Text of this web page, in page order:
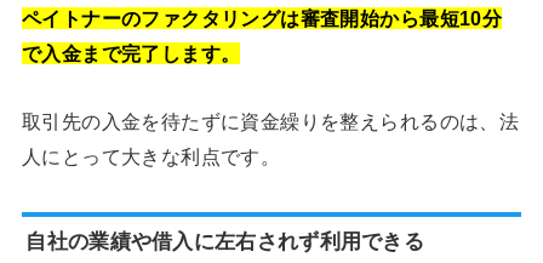
ペイトナーのファクタリングは審査開始から最短10分
で入金まで完了します。
取引先の入金を待たずに資金繰りを整えられるのは、法
人にとって大きな利点です。
自社の業績や借入に左右されず利用できる